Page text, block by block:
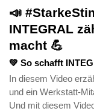
📣
INTEGRAL
macht 💪
💚 So schafft
In diesem Video
und ein Werkstatt-
Und mit diesem